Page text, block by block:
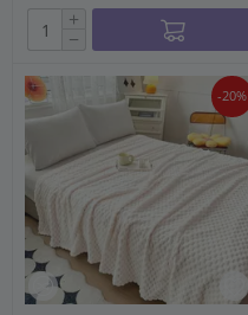
+
−
-20%